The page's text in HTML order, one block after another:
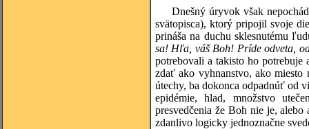
Dnešný úryvok však
svätopisca), ktorý pripojil svoje
prináša na duchu sklesnutému
sa! Hľa, váš Boh! Príde odveta,
potrebovali a takisto ho potrebuje
zdať ako vyhnanstvo, ako miesto
útechy, ba dokonca odpadnúť od
epidémie, hlad, množstvo
presvedčenia že Boh nie je, alebo
zdanlivo logicky jednoznačne